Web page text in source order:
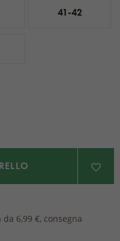
41-42
6,99 €, consegna